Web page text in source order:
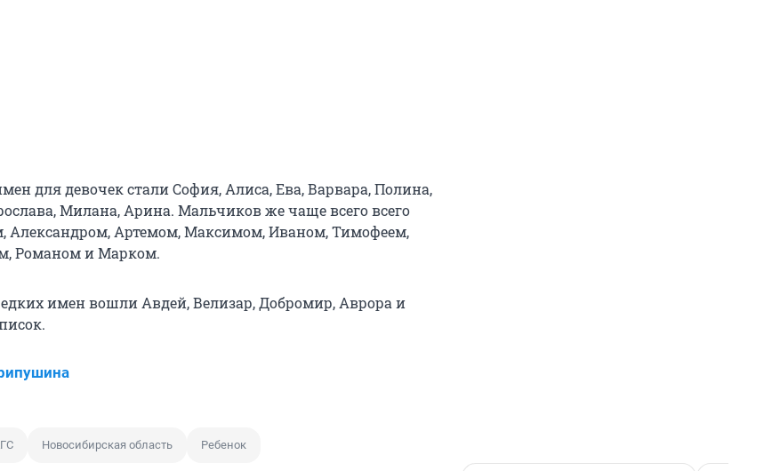
для девочек стали София, Алиса, Ева, Варвара, Полина,
Милана, Арина. Мальчиков же чаще всего всего
Александром, Артемом, Максимом, Иваном, Тимофеем,
Романом и Марком.
имен вошли Авдей, Велизар, Добромир, Аврора и
Новосибирская область Ребенок